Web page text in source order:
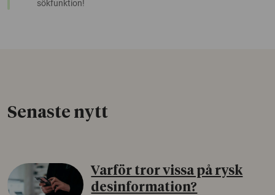
sökfunktion!
Senaste nytt
Varför tror vissa på rysk
desinformation?